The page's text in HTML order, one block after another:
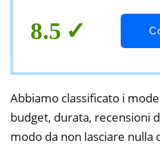
8.5
Abbiamo classificato i
budget, durata, recensioni
modo da non lasciare